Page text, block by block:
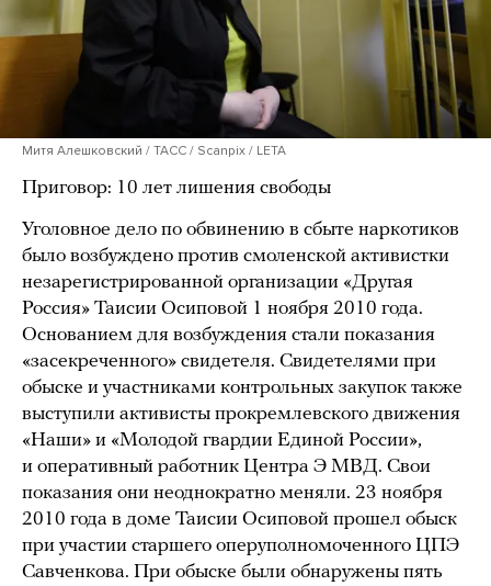
Митя Алешковский / ТАСС / Scanpix / LETA
Приговор: 10 лет лишения свободы
Уголовное дело по обвинению в сбыте наркотиков
было возбуждено против смоленской активистки
незарегистрированной организации «Другая
Россия» Таисии Осиповой 1 ноября 2010 года.
Основанием для возбуждения стали показания
«засекреченного» свидетеля. Свидетелями при
обыске и участниками контрольных закупок также
выступили активисты прокремлевского движения
«Наши» и «Молодой гвардии Единой России»,
и оперативный работник Центра Э МВД. Свои
показания они неоднократно меняли. 23 ноября
2010 года в доме Таисии Осиповой прошел обыск
при участии старшего оперуполномоченного ЦПЭ
Савченкова. При обыске были обнаружены пять